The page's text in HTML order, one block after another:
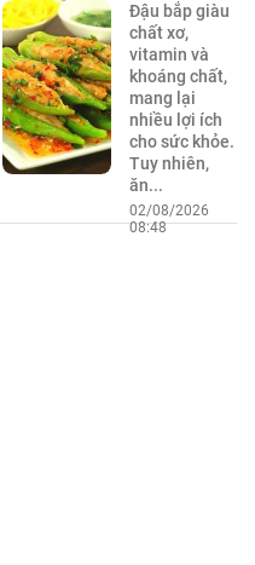
Đậu bắp giàu
chất xơ,
vitamin và
khoáng chất,
mang lại
nhiều lợi ích
cho sức khỏe.
Tuy nhiên,
ăn...
02/08/2026
08:48